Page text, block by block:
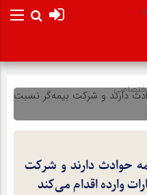
حوادث دارند و شرکت
وارده اقدام می‌کند